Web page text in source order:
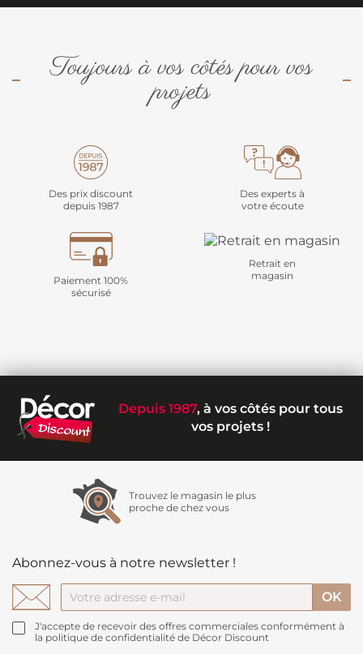
Toujours à vos côtés pour vos
projets
Des prix discount
depuis 1987
Des experts à
votre écoute
Paiement 100%
sécurisé
Retrait en
magasin
Depuis 1987, à vos côtés pour tous
vos projets !
Trouvez le magasin le plus
proche de chez vous
Abonnez-vous à notre newsletter !
J'accepte de recevoir des offres commerciales conformément à
la politique de confidentialité de Décor Discount